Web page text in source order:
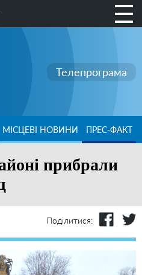
Телепрограма
МІСЦЕВІ НОВИНИ ПРЕС-ФАКТ
прибрали
Поділитися: